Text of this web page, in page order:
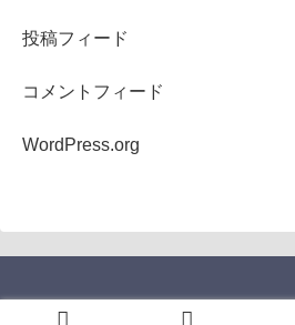
投稿フィード
コメントフィード
WordPress.org